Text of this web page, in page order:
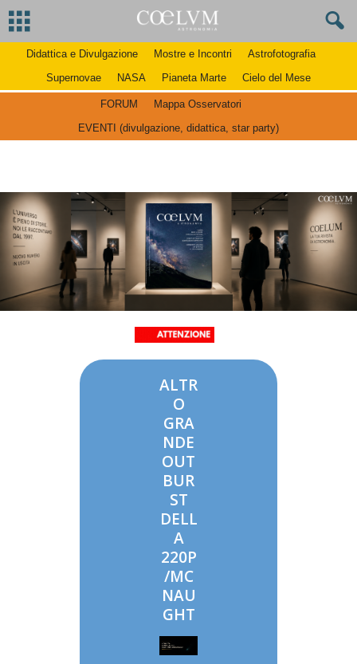
Didattica e Divulgazione Mostre e Incontri
Astrofotografia
Supernovae
NASA Pianeta Marte Cielo del Mese
FORUM
Mappa Osservatori
EVENTI (divulgazione, didattica, star party)
ALTR
O
GRA
NDE
OUT
BUR
ST
DELL
A
220P
/MC
NAU
GHT